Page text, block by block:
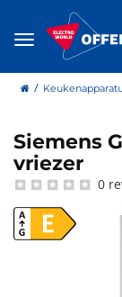
Menu
home
Siemens
Siemens
vriezer
0